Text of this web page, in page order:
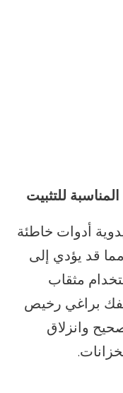
أدوات خاطئة
قد يؤدي إلى
مثقاب
براغي رخيص
وانزلاق